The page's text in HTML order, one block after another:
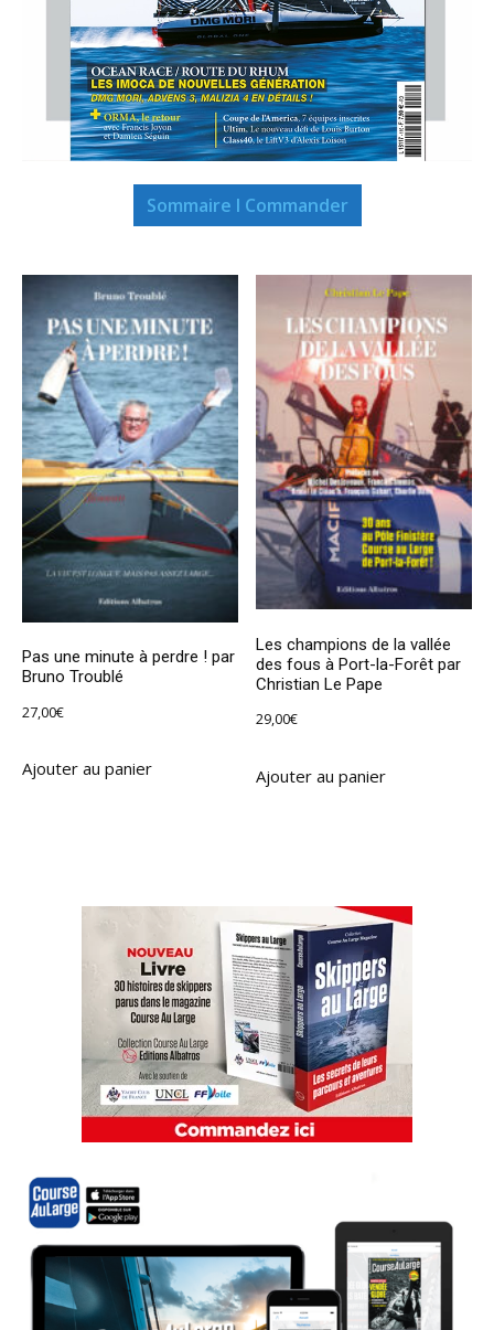
Sommaire I Commander
Pas une minute à perdre ! par
Bruno Troublé
27,00€
Ajouter au panier
Les champions de la vallée
des fous à Port-la-Forêt par
Christian Le Pape
29,00€
Ajouter au panier